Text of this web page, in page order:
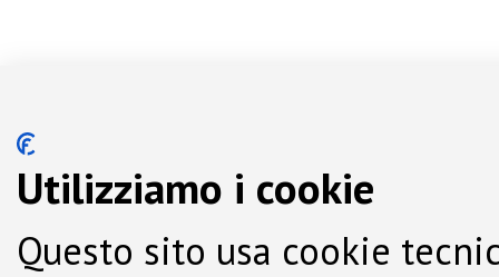
Utilizziamo i cookie
Questo sito usa cookie